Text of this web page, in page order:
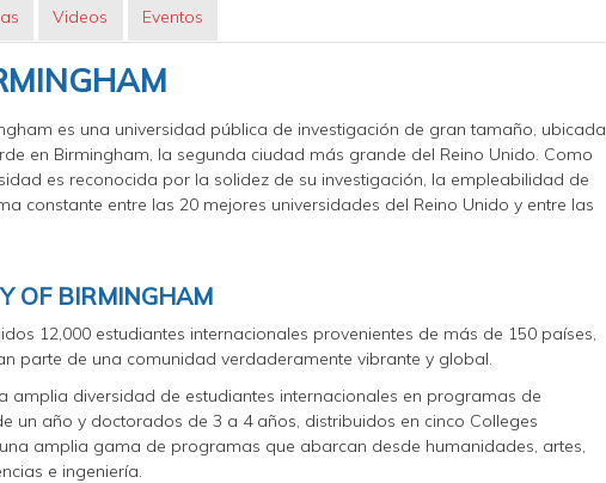
Videos Eventos
es una universidad pública de investigación de gran tamaño, ubicada
en Birmingham, la segunda ciudad más grande del Reino Unido. Como
es reconocida por la solidez de su investigación, la empleabilidad de
constante entre las 20 mejores universidades del Reino Unido y entre las
OF BIRMINGHAM
12,000 estudiantes internacionales provenientes de más de 150 países,
parte de una comunidad verdaderamente vibrante y global.
amplia diversidad de estudiantes internacionales en programas de
un año y doctorados de 3 a 4 años, distribuidos en cinco Colleges
amplia gama de programas que abarcan desde humanidades, artes,
e ingeniería.